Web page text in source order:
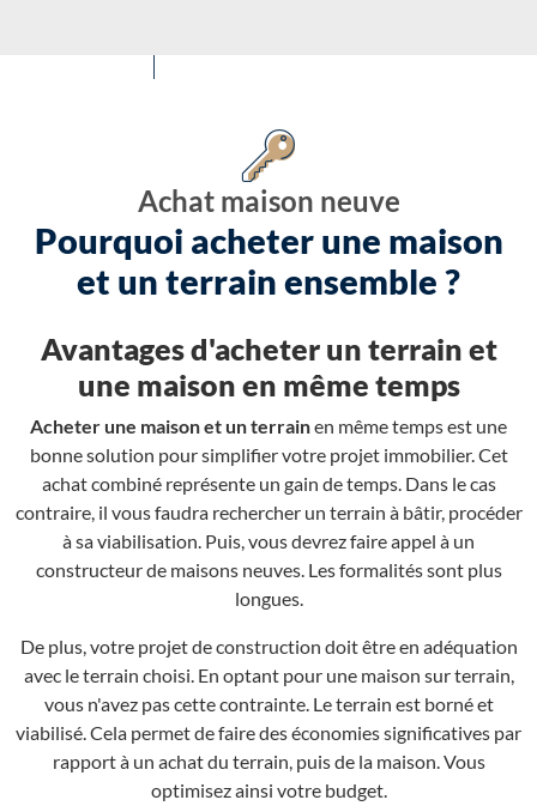
Achat maison neuve
Pourquoi acheter une maison
et un terrain ensemble ?
Avantages d'acheter un terrain et
une maison en même temps
Acheter une maison et un terrainen même temps est une
bonne solution pour simplifier votre projet immobilier. Cet
achat combiné représente un gain de temps. Dans le cas
contraire, il vous faudra rechercher un terrain à bâtir, procéder
à sa viabilisation. Puis, vous devrez faire appel à un
constructeur de maisons neuves. Les formalités sont plus
longues.
De plus, votre projet de construction doit être en adéquation
avec le terrain choisi. En optant pour une maison sur terrain,
vous n'avez pas cette contrainte. Le terrain est borné et
viabilisé. Cela permet de faire des économies significatives par
rapport à un achat du terrain, puis de la maison. Vous
optimisez ainsi votre budget.